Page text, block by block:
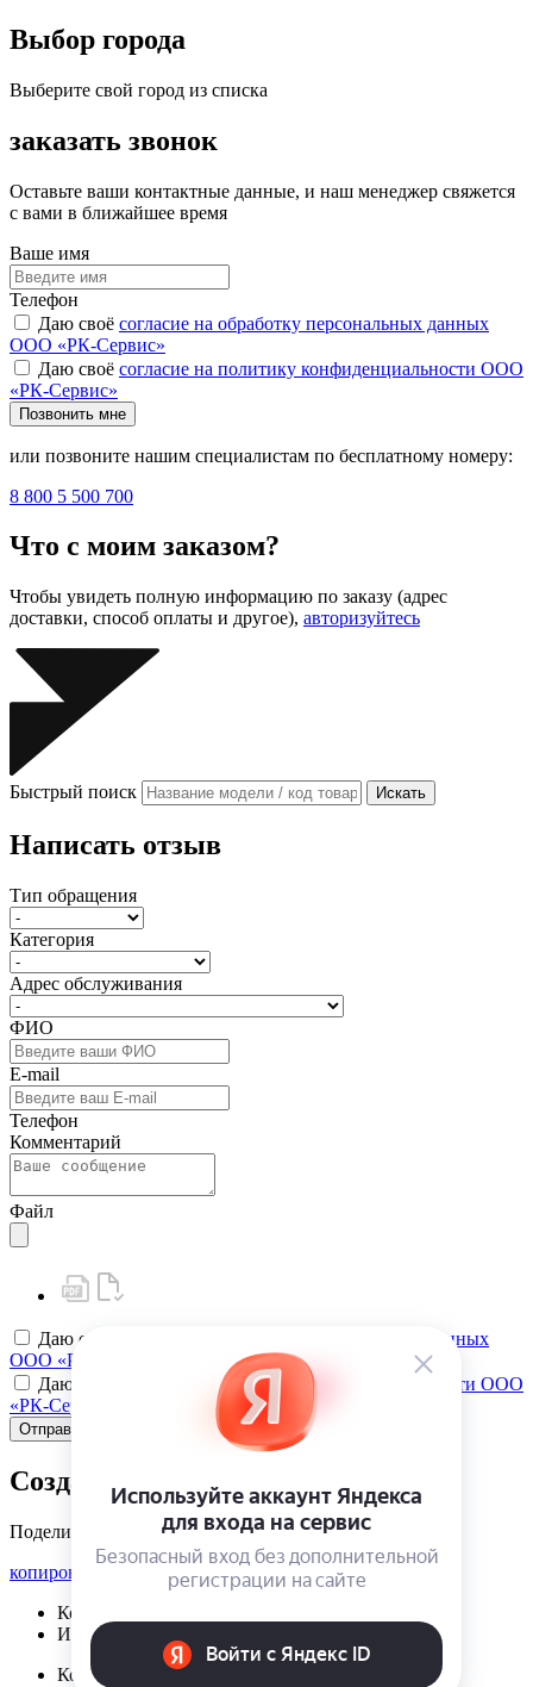
Выбор города
Выберите свой город из списка
заказать звонок
Оставьте ваши контактные данные, и наш менеджер свяжется
с вами в ближайшее время
Ваше имя
Телефон
Даю своё согласие на обработку персональных данных
ООО «РК-Сервис»
Даю своё согласие на политику конфиденциальности ООО
«РК-Сервис»
Позвонить мне
или позвоните нашим специалистам по бесплатному номеру:
8 800 5 500 700
Что с моим заказом?
Чтобы увидеть полную информацию по заказу (адрес
доставки, способ оплаты и другое), авторизуйтесь
Быстрый поиск Искать
Написать отзыв
Тип обращения
Категория
Адрес обслуживания
ФИО
E-mail
Телефон
Комментарий
Файл
Даю своё
согласие на обработку персональных данных
ООО «РК-Сервис»
Даю своё
согласие на политику конфиденциальности ООО
«РК-Сервис»
Отправить
Создать карту клиента
Поделиться
копировать ссылку
Корзина | {{ cart.items.value.length }}
Избранное | {{ initData.favoriteProducts.length }}
Корзина | {{ cart.items.value.length }}